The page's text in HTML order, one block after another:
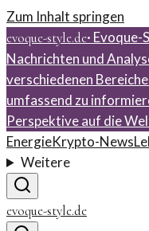
Zum Inhalt springen
evoque-style.de· Evoque-
Nachrichten und
verschiedenen
umfassend zu
Perspektive auf die
EnergieKrypto-News
Weitere
evoque-style.de